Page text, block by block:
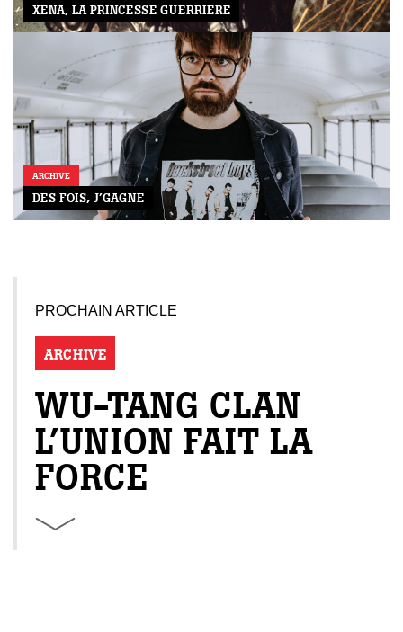
XENA, LA PRINCESSE GUERRIERE
ARCHIVE
DES FOIS, J’GAGNE
PROCHAIN ARTICLE
ARCHIVE
WU-TANG CLAN
L’UNION FAIT LA
FORCE